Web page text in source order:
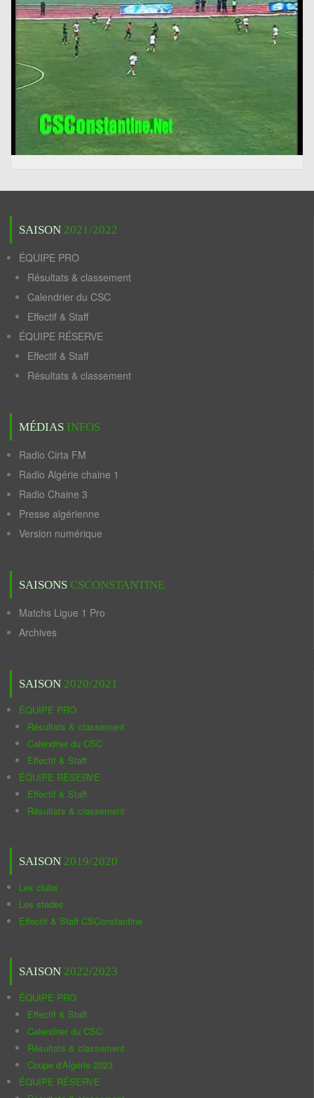
SAISON 2021/2022
ÉQUIPE PRO
Résultats & classement
Calendrier du CSC
Effectif & Staff
ÉQUIPE RÉSERVE
Effectif & Staff
Résultats & classement
MÉDIAS INFOS
Radio Cirta FM
Radio Algérie chaine 1
Radio Chaine 3
Presse algérienne
Version numérique
SAISONS CSCONSTANTINE
Matchs Ligue 1 Pro
Archives
SAISON 2020/2021
ÉQUIPE PRO
Résultats & classement
Calendrier du CSC
Effectif & Staff
ÉQUIPE RÉSERVE
Effectif & Staff
Résultats & classement
SAISON 2019/2020
Les clubs
Les stades
Effectif & Staff CSConstantine
SAISON 2022/2023
ÉQUIPE PRO
Effectif & Staff
Calendrier du CSC
Résultats & classement
Coupe d'Algérie 2023
ÉQUIPE RÉSERVE